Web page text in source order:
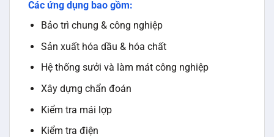
Các ứng dụng bao gồm:
Bảo trì chung & công nghiệp
Sản xuất hóa dầu & hóa chất
Hệ thống sưởi và làm mát công nghiệp
Xây dựng chẩn đoán
Kiểm tra mái lợp
Kiểm tra điện